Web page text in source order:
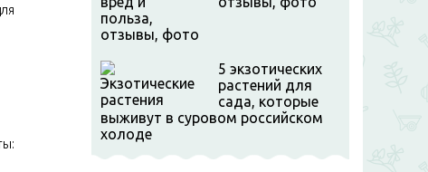
5 экзотических
растений для
сада, которые
выживут в суровом российском
холоде